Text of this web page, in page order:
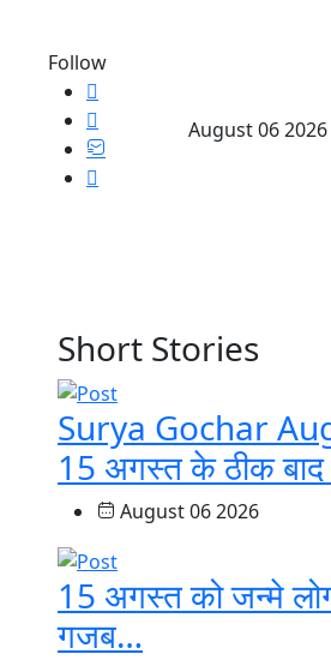
Follow
August 06
Short Stories
Surya Gochar
15 अगस्त के ठीक बाद
August 06 2026
15 अगस्त को जन्मे
गजब…